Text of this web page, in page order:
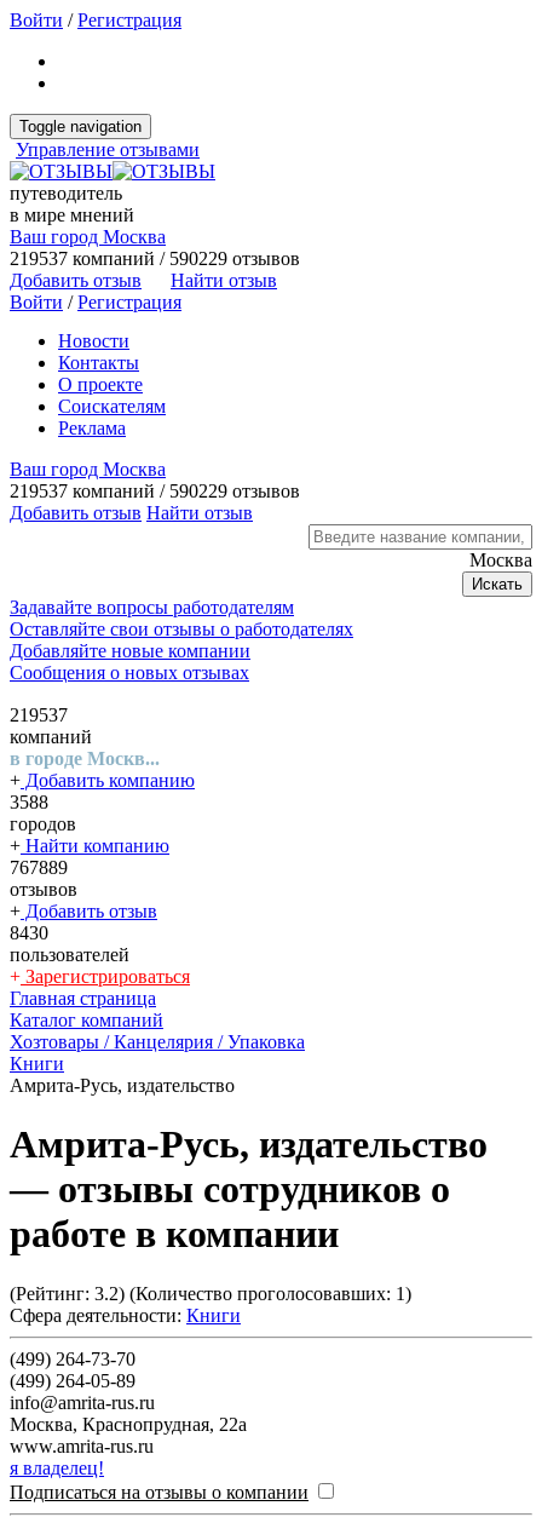
Войти /Регистрация
Toggle navigation
Управление отзывами
путеводитель
в мире мнений
Ваш город Москва
219537 компаний / 590229 отзывов
Добавить отзыв
Найти отзыв
Войти /Регистрация
Новости
Контакты
О проекте
Соискателям
Реклама
Ваш город Москва
219537 компаний / 590229 отзывов
Добавить отзыв Найти отзыв
Москва
Искать
Задавайте вопросы работодателям
Оставляйте свои отзывы о работодателях
Добавляйте новые компании
Сообщения о новых отзывах
219537
компаний
в городе Москв...
+ Добавить компанию
3588
городов
+ Найти компанию
767889
отзывов
+ Добавить отзыв
8430
пользователей
+ Зарегистрироваться
Главная страница
Каталог компаний
Хозтовары / Канцелярия / Упаковка
Книги
Амрита-Русь, издательство
Амрита-Русь, издательство
— отзывы сотрудников о
работе в компании
(Рейтинг: 3.2) (Количество проголосовавших: 1)
Сфера деятельности: Книги
(499) 264-73-70
(499) 264-05-89
info@amrita-rus.ru
Москва, Краснопрудная, 22а
www.amrita-rus.ru
я владелец!
Подписаться на отзывы о компании